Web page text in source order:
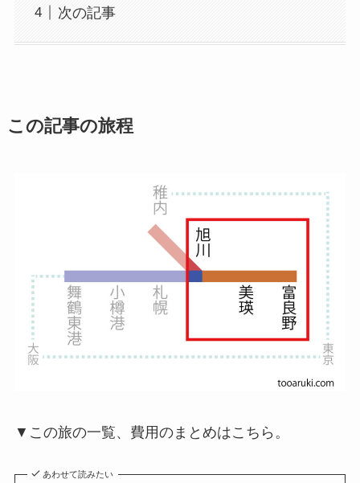
次の記事
この記事の旅程
▼この旅の一覧、費用のまとめはこちら。
あわせて読みたい